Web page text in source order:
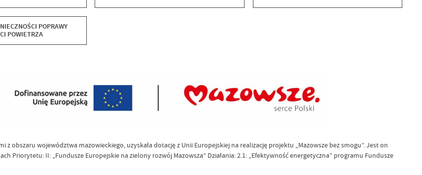
POPRAWY
POWIETRZA
obszaru województwa mazowieckiego, uzyskała dotację z Unii Europejskiej na realizację projektu „Mazowsze bez smogu”. Jest on
Priorytetu: II: „Fundusze Europejskie na zielony rozwój Mazowsza” Działania: 2.1: „Efektywność energetyczna” programu Fundusze